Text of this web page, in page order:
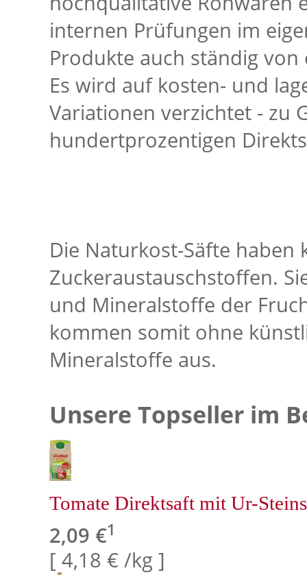
internen Prüfungen im
Produkte auch ständig
Es wird auf kosten- und
Variationen verzichtet - zu
hundertprozentigen
Die Naturkost-Säfte haben
Zuckeraustauschstoffen.
und Mineralstoffe der
kommen somit ohne
Mineralstoffe aus.
Unsere Topseller im
Tomate Direktsaft mit Ur-
2,09 €1
[ 4,18 € /kg ]